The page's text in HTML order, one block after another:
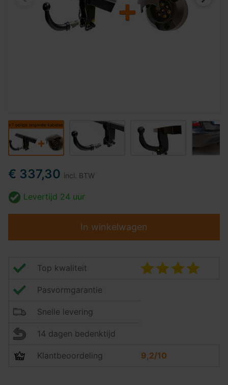
€ 337,30 incl. BTW
Levertijd 24 uur
In winkelwagen
Top kwaliteit
Pasvormgarantie
Snelle levering
14 dagen bedenktijd
Klantbeoordeling 9,2/10